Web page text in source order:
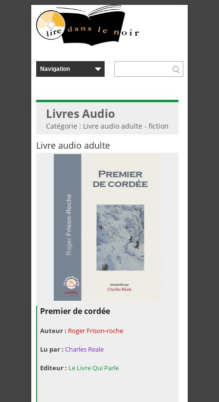
Livres Audio
Catégorie : Livre audio adulte - fiction
Livre audio adulte
Premier de cordée
Auteur : Roger Frison-roche
Lu par : Charles Reale
Editeur : Le Livre Qui Parle